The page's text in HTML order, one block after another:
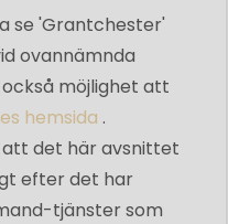
se 'Grantchester'
ovannämnda
möjlighet att
hemsida .
det här avsnittet
efter det har
tjänster som